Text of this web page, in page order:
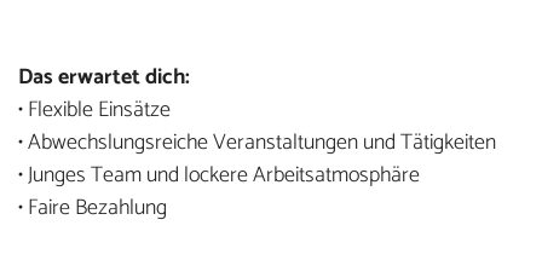
Das erwartet dich:
• Flexible Einsätze
• Abwechslungsreiche Veranstaltungen und Tätigkeiten
• Junges Team und lockere Arbeitsatmosphäre
• Faire Bezahlung